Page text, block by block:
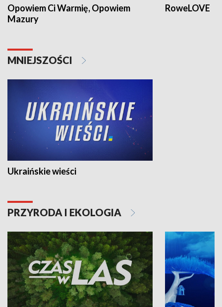
Opowiem Ci Warmię, Opowiem
Mazury
RoweLOVE
MNIEJSZOŚCI
Ukraińskie wieści
PRZYRODA I EKOLOGIA